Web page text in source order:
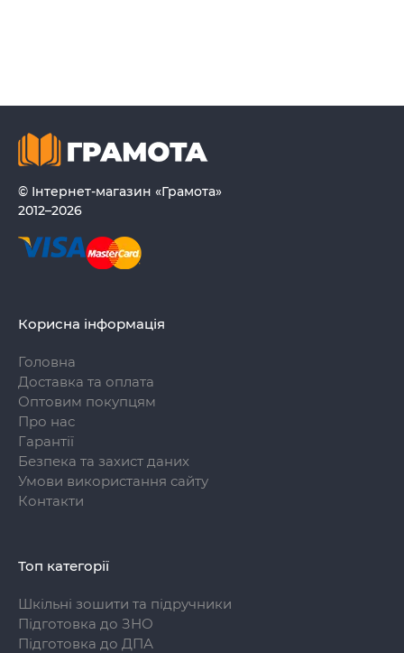
© Інтернет-магазин «Грамота»
2012–2026
Корисна інформація
Головна
Доставка та оплата
Оптовим покупцям
Про нас
Гарантії
Безпека та захист даних
Умови використання сайту
Контакти
Топ категорії
Шкільні зошити та підручники
Підготовка до ЗНО
Підготовка до ДПА